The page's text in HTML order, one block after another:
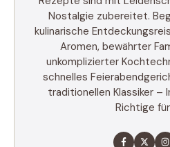
Nostalgie zubereitet.
kulinarische
Aromen, bewährter
unkomplizierter
schnelles
traditionellen Klassiker –
Richtige